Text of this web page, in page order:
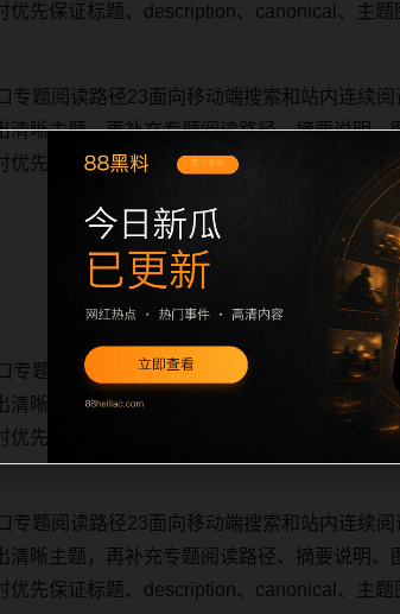
优先保证标题、description、canonical、主
专题阅读路径23面向移动端搜索和站内连续
清晰主题，再补充专题阅读路径、摘要说明
优先保证标题、description、canonical、主
专题阅读路径23面向移动端搜索和站内连续
清晰主题，再补充专题阅读路径、摘要说明
优先保证标题、description、canonical、主
专题阅读路径23面向移动端搜索和站内连续
清晰主题，再补充专题阅读路径、摘要说明
优先保证标题、description、canonical、主